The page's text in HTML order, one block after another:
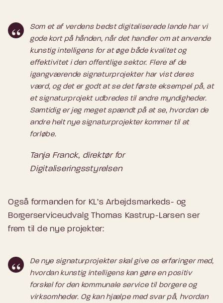
Som et af verdens bedst digitaliserede lande har vi
gode kort på hånden, når det handler om at anvende
kunstig intelligens for at øge både kvalitet og
effektivitet i den offentlige sektor. Flere af de
igangværende signaturprojekter har vist deres
værd, og det er godt at se det første eksempel på, at
et signaturprojekt udbredes til andre myndigheder.
Samtidig er jeg meget spændt på at se, hvordan de
andre helt nye signaturprojekter kommer til at
forløbe.
Tanja Franck, direktør for
Digitaliseringsstyrelsen
Også formanden for KL’s Arbejdsmarkeds- og
Borgerserviceudvalg Thomas Kastrup-Larsen ser
frem til de nye projekter:
De nye signaturprojekter skal give os erfaringer med,
hvordan kunstig intelligens kan gøre en positiv
forskel for den kommunale service til borgere og
virksomheder. Og kan hjælpe med svar på, hvordan